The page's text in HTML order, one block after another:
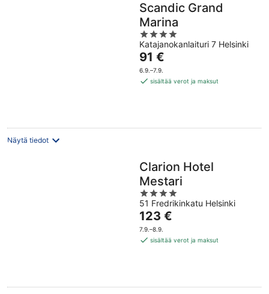
Scandic Grand
Marina
4
out
of
5
Katajanokanlaituri 7 Helsinki
Hinta
on
91 €
91 €
6.9.–7.9.
sisältää verot ja maksut
Näytä tiedot
Clarion Hotel
Mestari
4
out
of
5
51 Fredrikinkatu Helsinki
Hinta
on
123 €
123 €
7.9.–8.9.
sisältää verot ja maksut